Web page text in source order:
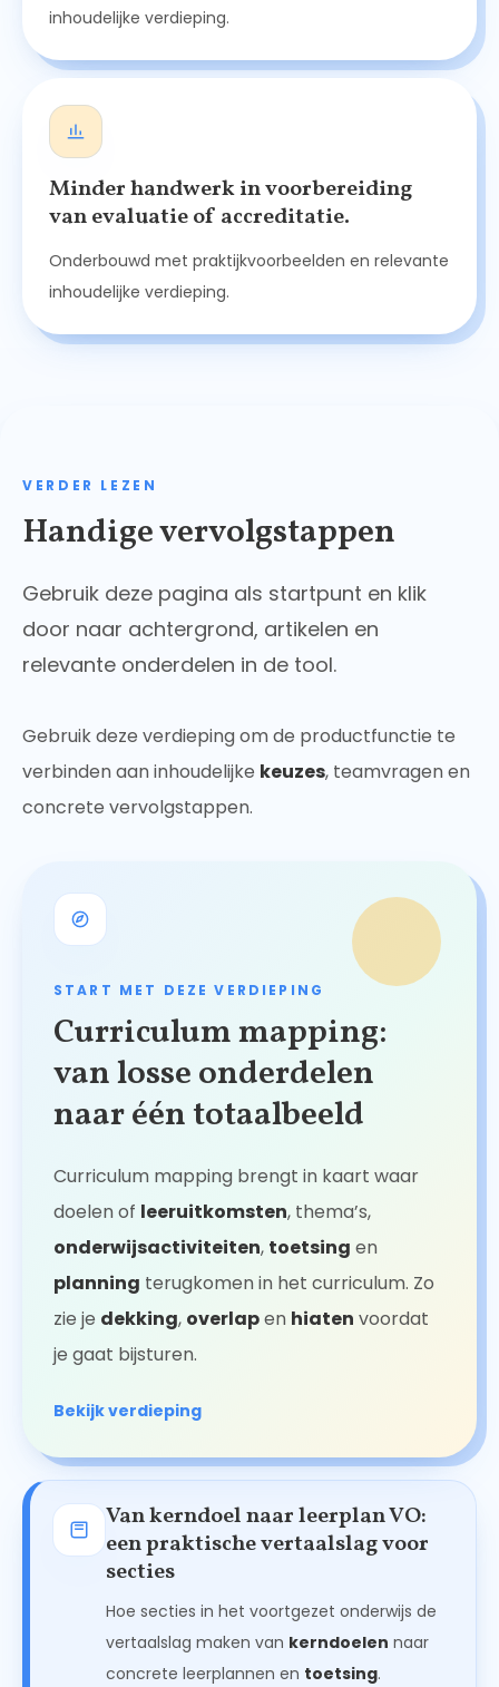
inhoudelijke verdieping.
Minder handwerk in voorbereiding
van evaluatie of accreditatie.
Onderbouwd met praktijkvoorbeelden en relevante
inhoudelijke verdieping.
VERDER LEZEN
Handige vervolgstappen
Gebruik deze pagina als startpunt en klik
door naar achtergrond, artikelen en
relevante onderdelen in de tool.
Gebruik deze verdieping om de productfunctie te
verbinden aan inhoudelijke keuzes, teamvragen en
concrete vervolgstappen.
START MET DEZE VERDIEPING
Curriculum mapping:
van losse onderdelen
naar één totaalbeeld
Curriculum mapping brengt in kaart waar
doelen of leeruitkomsten, thema’s,
onderwijsactiviteiten, toetsing en
planning terugkomen in het curriculum. Zo
zie je dekking, overlapen hiaten voordat
je gaat bijsturen.
Bekijk verdieping
Van kerndoel naar leerplan VO:
een praktische vertaalslag voor
secties
Hoe secties in het voortgezet onderwijs de
vertaalslag maken van kerndoelen naar
concrete leerplannen en toetsing.